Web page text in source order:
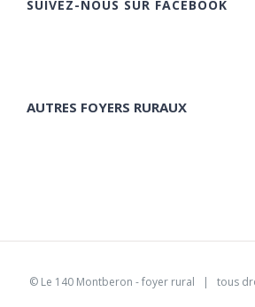
SUIVEZ-NOUS SUR FACEBOOK
AUTRES FOYERS RURAUX
© Le 140 Montberon - foyer rural | tous